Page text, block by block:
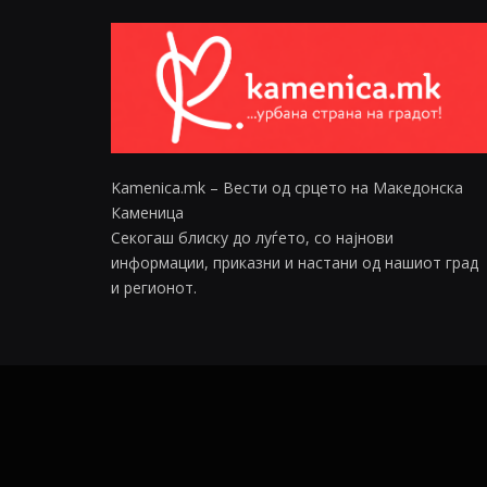
Kamenica.mk – Вести од срцето на Македонска
Каменица
Секогаш блиску до луѓето, со најнови
информации, приказни и настани од нашиот град
и регионот.